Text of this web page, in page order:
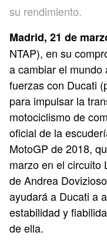
su rendimiento.
Madrid, 21 de
NTAP), en su
a cambiar el
fuerzas con Ducati
para impulsar la
motociclismo de
oficial de la
MotoGP de 2018,
marzo en el circuito
de Andrea
ayudará a Ducati a
estabilidad y
de ella.